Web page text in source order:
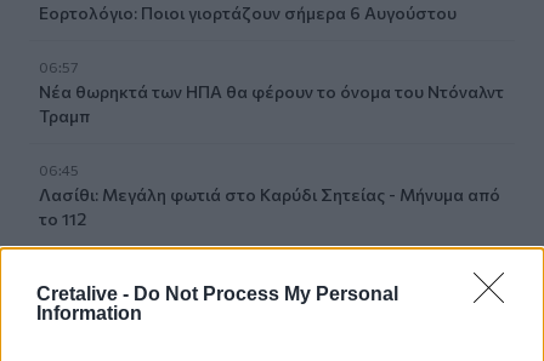
Cretalive - Do Not Process My Personal
Information
Εορτολόγιο: Ποιοι γιορτάζουν σήμερα 6 Αυγούστου
06:57
Νέα θωρηκτά των ΗΠΑ θα φέρουν το όνομα του Ντόναλντ
Τραμπ
06:45
Λασίθι: Μεγάλη φωτιά στο Καρύδι Σητείας - Μήνυμα από
το 112
Σαλάτα καπρέζε